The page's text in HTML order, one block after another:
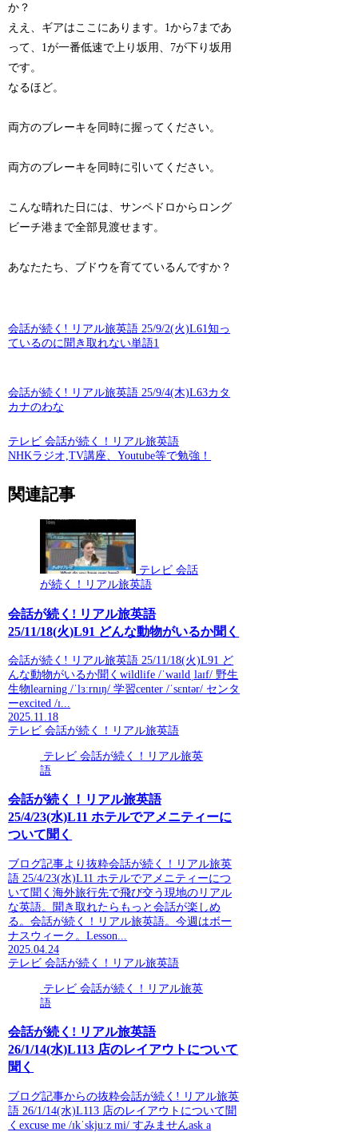
か？
ええ、ギアはここにあります。1から7まであ
って、1が一番低速で上り坂用、7が下り坂用
です。
なるほど。
両方のブレーキを同時に握ってください。
両方のブレーキを同時に引いてください。
こんな晴れた日には、サンペドロからロング
ビーチ港まで全部見渡せます。
あなたたち、ブドウを育てているんですか？
会話が続く! リアル旅英語 25/9/2(火)L61知っ
ているのに聞き取れない単語1
会話が続く! リアル旅英語 25/9/4(木)L63カタ
カナのわな
テレビ 会話が続く！リアル旅英語
NHKラジオ,TV講座、Youtube等で勉強！
関連記事
テレビ 会話
が続く！リアル旅英語
会話が続く! リアル旅英語
25/11/18(火)L91 どんな動物がいるか聞く
会話が続く! リアル旅英語 25/11/18(火)L91 ど
んな動物がいるか聞くwildlife /ˈwaɪldˌlaɪf/ 野生
生物learning /ˈlɜːrnɪŋ/ 学習center /ˈsɛntər/ センタ
ーexcited /ɪ...
2025.11.18
テレビ 会話が続く！リアル旅英語
テレビ 会話が続く！リアル旅英
語
会話が続く！リアル旅英語
25/4/23(水)L11 ホテルでアメニティーに
ついて聞く
ブログ記事より抜粋会話が続く！リアル旅英
語 25/4/23(水)L11 ホテルでアメニティーにつ
いて聞く海外旅行先で飛び交う現地のリアル
な英語。聞き取れたらもっと会話が楽しめ
る。会話が続く！リアル旅英語。今週はボー
ナスウィーク。Lesson...
2025.04.24
テレビ 会話が続く！リアル旅英語
テレビ 会話が続く！リアル旅英
語
会話が続く! リアル旅英語
26/1/14(水)L113 店のレイアウトについて
聞く
ブログ記事からの抜粋会話が続く! リアル旅英
語 26/1/14(水)L113 店のレイアウトについて聞
くexcuse me /ɪkˈskjuːz mi/ すみませんask a